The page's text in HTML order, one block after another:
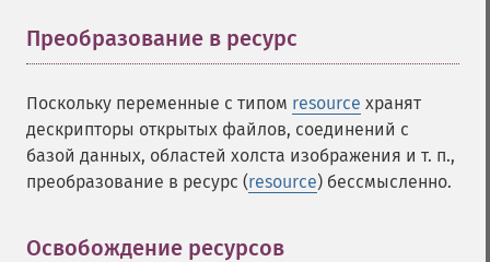
Преобразование в ресурс
Поскольку переменные с типом resource хранят
дескрипторы открытых файлов, соединений с
базой данных, областей холста изображения и т. п.,
преобразование в ресурс (resource) бессмысленно.
Освобождение ресурсов